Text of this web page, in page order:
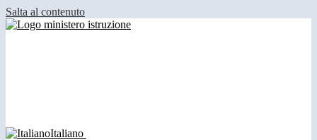
Salta al contenuto
Italiano